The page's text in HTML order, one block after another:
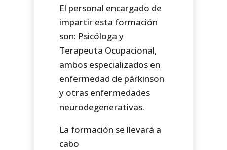
El personal encargado de
impartir esta formación
son: Psicóloga y
Terapeuta Ocupacional,
ambos especializados en
enfermedad de párkinson
y otras enfermedades
neurodegenerativas.
La formación se llevará a
cabo